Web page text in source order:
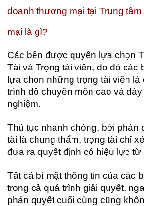
doanh thương mại tại Trung
mại là gì?
Các bên được quyền lựa chọn
Tài và Trọng tài viên, do đó các
lựa chọn những trọng tài viên là
trình độ chuyên môn cao và
nghiệm.
Thủ tục nhanh chóng, bởi phán
tài là chung thẩm, trọng tài chỉ
đưa ra quyết định có hiệu lực từ
Tất cả bí mật thông tin của các
trong cả quá trình giải quyết,
phán quyết cuối cùng cũng